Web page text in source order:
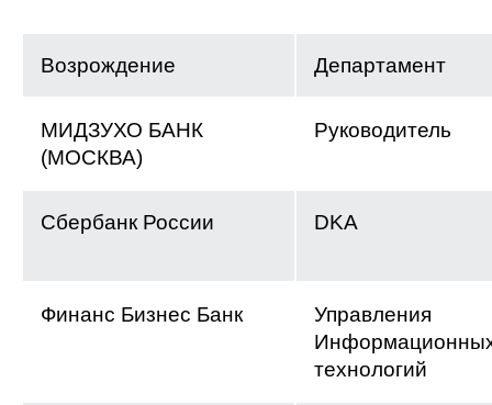
Возрождение Департамент
МИДЗУХО БАНК
(МОСКВА)
Руководитель
Сбербанк России DKA
Финанс Бизнес Банк
Управления
технологий